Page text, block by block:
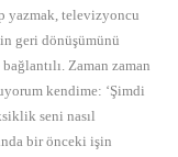
yazmak, televizyoncu
geri dönüşümünü
Zaman zaman
kendime: ‘Şimdi
seni nasıl
bir önceki işin